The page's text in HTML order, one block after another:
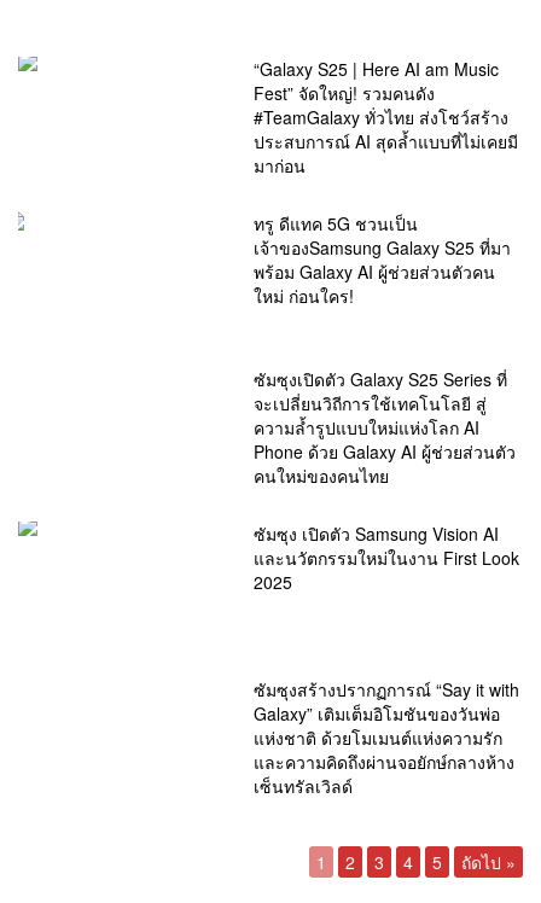
“Galaxy S25 | Here AI am Music
Fest” จัดใหญ่! รวมคนดัง
#TeamGalaxy ทั่วไทย ส่งโชว์สร้าง
ประสบการณ์ AI สุดล้ำแบบที่ไม่เคยมี
มาก่อน
ทรู ดีแทค 5G ชวนเป็น
เจ้าของSamsung Galaxy S25 ที่มา
พร้อม Galaxy AI ผู้ช่วยส่วนตัวคน
ใหม่ ก่อนใคร!
ซัมซุงเปิดตัว Galaxy S25 Series ที่
จะเปลี่ยนวิถีการใช้เทคโนโลยี สู่
ความล้ำรูปแบบใหม่แห่งโลก AI
Phone ด้วย Galaxy AI ผู้ช่วยส่วนตัว
คนใหม่ของคนไทย
ซัมซุง เปิดตัว Samsung Vision AI
และนวัตกรรมใหม่ในงาน First Look
2025
ซัมซุงสร้างปรากฏการณ์ “Say it with
Galaxy” เติมเต็มอิโมชันของวันพ่อ
แห่งชาติ ด้วยโมเมนต์แห่งความรัก
และความคิดถึงผ่านจอยักษ์กลางห้าง
เซ็นทรัลเวิลด์
1 2 3 4 5 ถัดไป »